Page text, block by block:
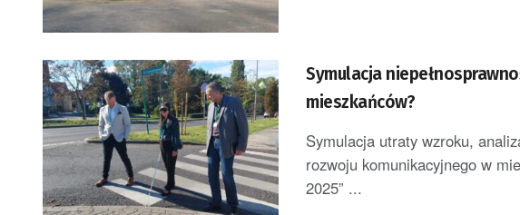
Symulacja
mieszkańców?
Symulacja utraty wzroku,
rozwoju komunikacyjnego w
2025” ...